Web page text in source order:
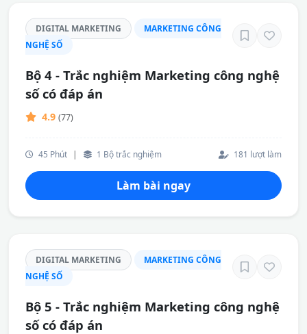
DIGITAL MARKETING
MARKETING CÔNG
NGHỆ SỐ
Bộ 4 - Trắc nghiệm Marketing công nghệ
số có đáp án
4.9 (77)
45 Phút | 1 Bộ trắc nghiệm 181 lượt làm
Làm bài ngay
DIGITAL MARKETING
MARKETING CÔNG
NGHỆ SỐ
Bộ 5 - Trắc nghiệm Marketing công nghệ
số có đáp án